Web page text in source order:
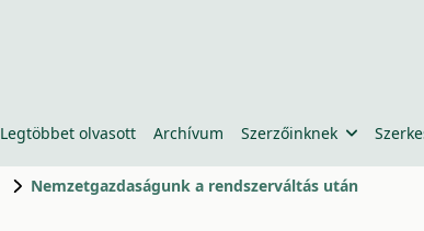
Legtöbbet olvasott Archívum Szerzőinknek
Nemzetgazdaságunk a rendszerváltás után